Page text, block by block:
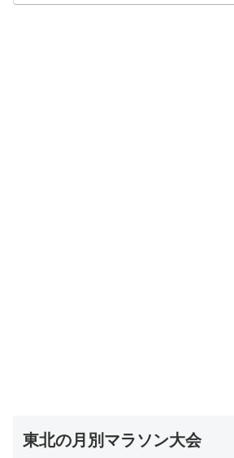
東北の月別マラソン大会